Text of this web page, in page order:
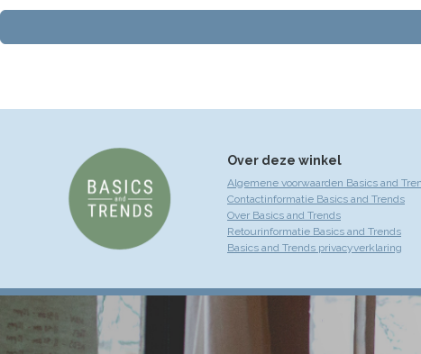
Over deze winkel
Algemene voorwaarden Basics and
Contactinformatie Basics and Trends
Over Basics and Trends
Retourinformatie Basics and Trends
Basics and Trends privacyverklaring